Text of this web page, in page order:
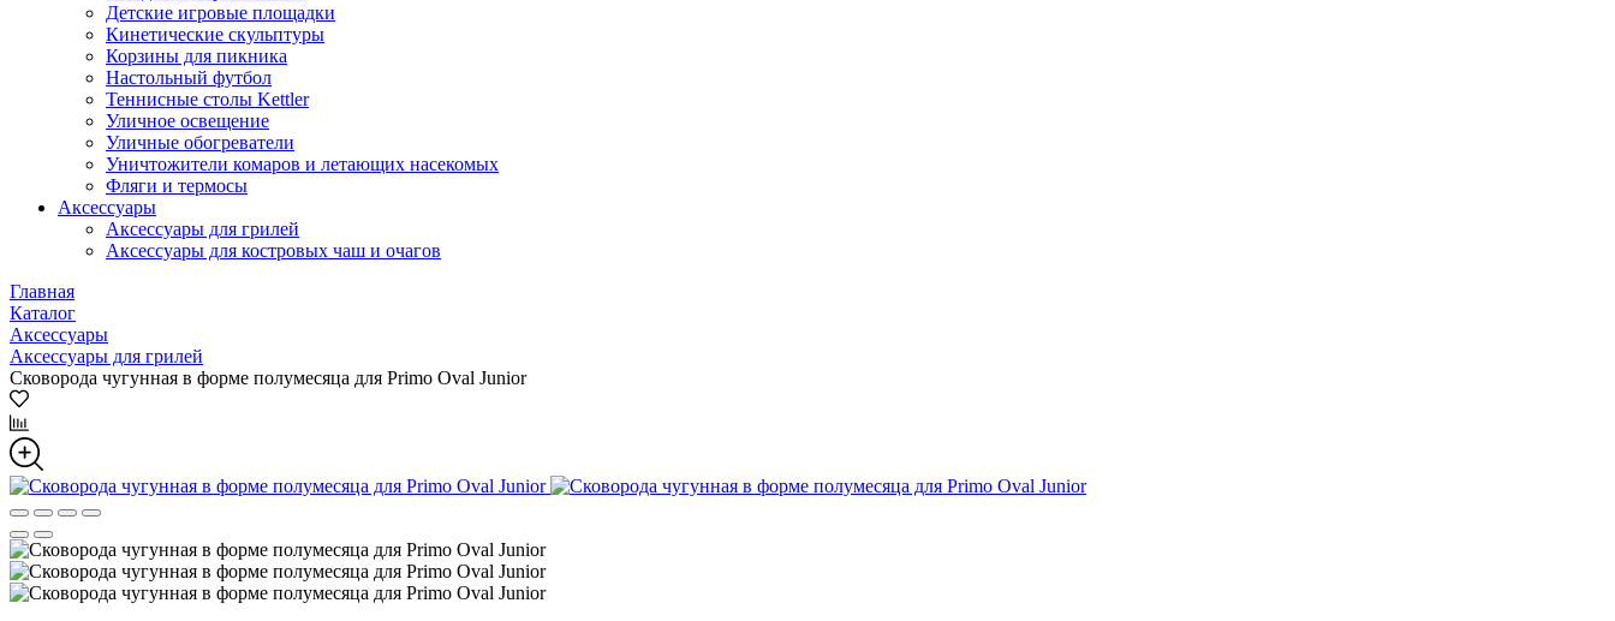
Детские игровые площадки
Кинетические скульптуры
Корзины для пикника
Настольный футбол
Теннисные столы Kettler
Уличное освещение
Уличные обогреватели
Уничтожители комаров и летающих насекомых
Фляги и термосы
Аксессуары
Аксессуары для грилей
Аксессуары для костровых чаш и очагов
Главная
Каталог
Аксессуары
Аксессуары для грилей
Сковорода чугунная в форме полумесяца для Primo Oval Junior